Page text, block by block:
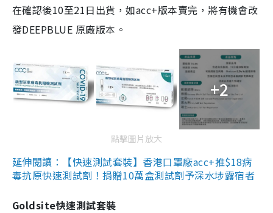
在確認後10至21日出貨，如acc+版本賣完，將有機會改
發DEEPBLUE 原廠版本。
+2
點擊圖片放大
延伸閱讀：【快速測試套裝】香港口罩廠acc+推$18病
毒抗原快速測試劑！捐贈10萬盒測試劑予深水埗露宿者
Goldsite快速測試套裝